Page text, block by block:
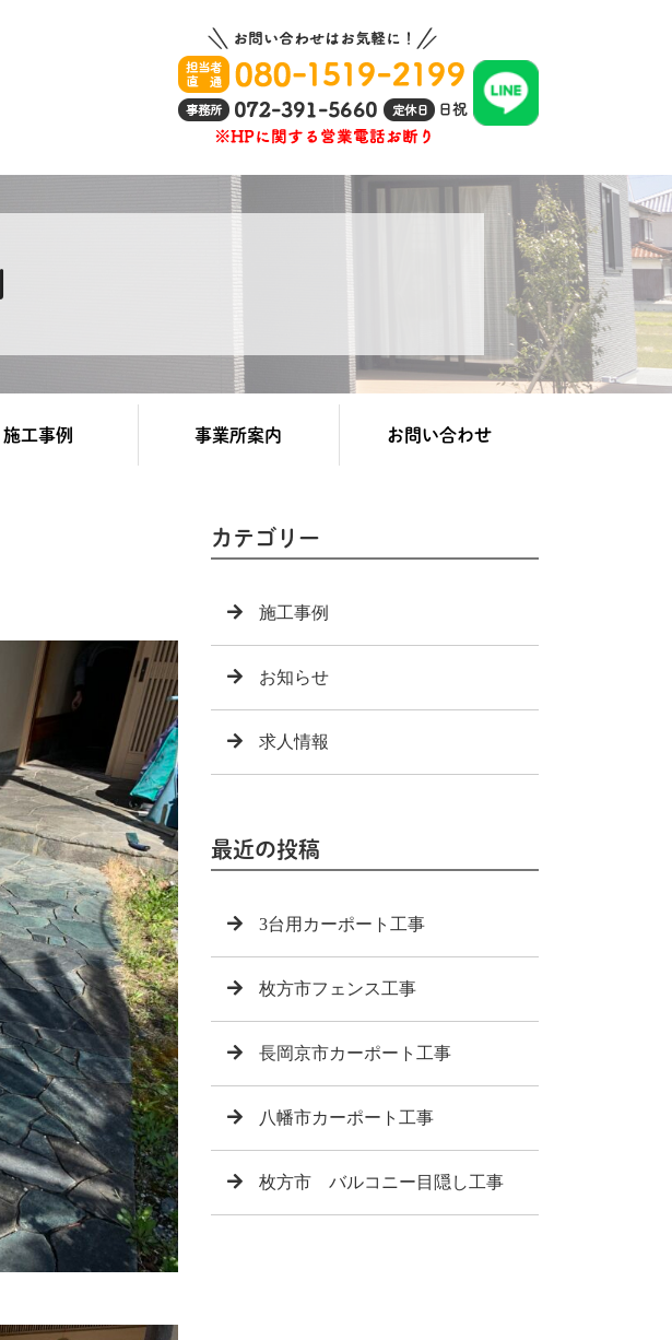
施工事例 事業所案内 お問い合わせ
カテゴリー
施工事例
お知らせ
求人情報
最近の投稿
3台用カーポート工事
枚方市フェンス工事
長岡京市カーポート工事
八幡市カーポート工事
枚方市 バルコニー目隠し工事